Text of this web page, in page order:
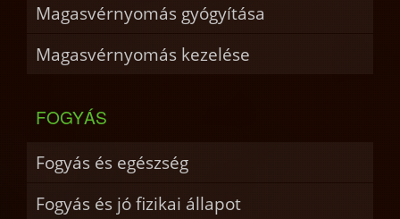
Magasvérnyomás gyógyítása
Magasvérnyomás kezelése
FOGYÁS
Fogyás és egészség
Fogyás és jó fizikai állapot